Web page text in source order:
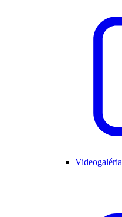
Videogaléria